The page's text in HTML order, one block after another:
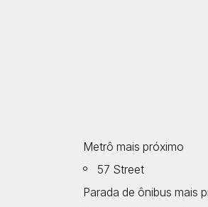
Metrô mais próximo
57 Street
Parada de ônibus mais